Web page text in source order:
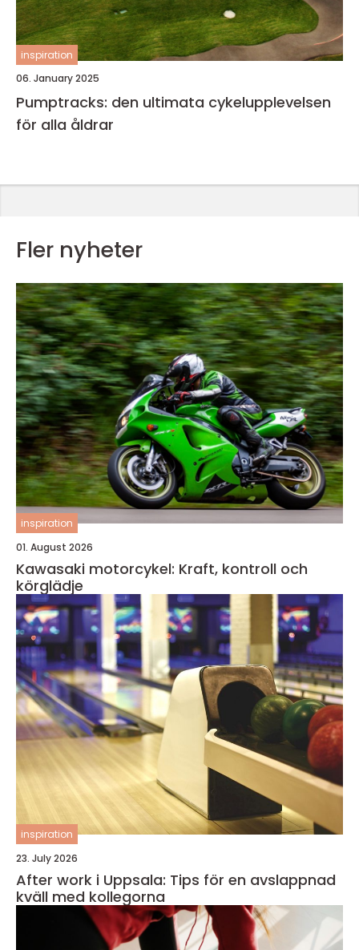
inspiration
06. January 2025
Pumptracks: den ultimata cykelupplevelsen
för alla åldrar
Fler nyheter
inspiration
01. August 2026
Kawasaki motorcykel: Kraft, kontroll och
körglädje
inspiration
23. July 2026
After work i Uppsala: Tips för en avslappnad
kväll med kollegorna